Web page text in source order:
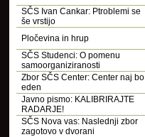
SČS Ivan Cankar: Ptroblemi se
še vrstijo
Pločevina in hrup
SČS Studenci: O pomenu
samoorganiziranosti
Zbor SČS Center: Center naj bo
eden
Javno pismo: KALIBRIRAJTE
RADARJE!
SČS Nova vas: Naslednji zbor
zagotovo v dvorani